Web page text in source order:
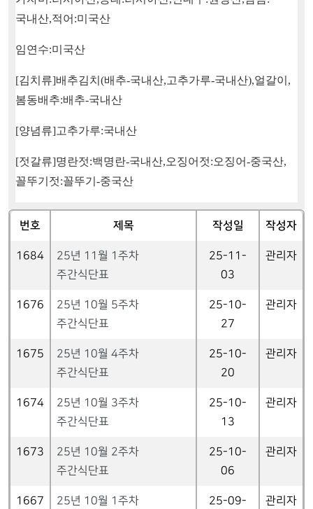
국내산,적어 :미국산
임연수:미국산
[김치류]배추김치 (배추-국내산,고추가루-국내산),얼갈이 ,
봄동배추:배추-국내산
[양념류]고추가루:국내산
[젓갈류]명란젓:백명란-국내산,오징어젓:오징어-중국산,
꼴뚜기젓:꼴뚜기 -중국산
번호 제목 작성일 작성자
1684
25년 11월 1주차
주간식단표
25-11-
03
관리자
1676
25년 10월 5주차
주간식단표
25-10-
27
관리자
1675
25년 10월 4주차
주간식단표
25-10-
20
관리자
1674
25년 10월 3주차
주간식단표
25-10-
13
관리자
1673
25년 10월 2주차
주간식단표
25-10-
06
관리자
1667
25년 10월 1주차
25-09-
관리자